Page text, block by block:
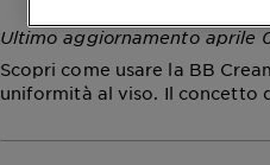
Ultimo aggiornamento aprile
Scopri come usare la BB
uniformità al viso. Il concetto